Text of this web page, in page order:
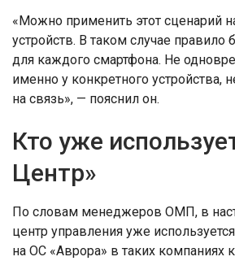
«Можно применить этот сценарий
устройств. В таком случае правило
для каждого смартфона. Не
именно у конкретного устройства,
на связь», — пояснил он.
Кто уже
Центр»
По словам менеджеров ОМП, в
центр управления уже
на ОС «Аврора» в таких компаниях